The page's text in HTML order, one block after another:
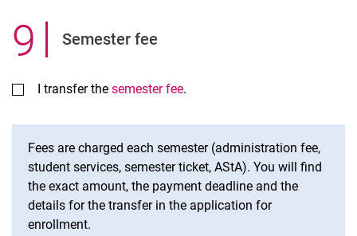
9 . Semester fee
I transfer the semester fee.
Fees are charged each semester (administration fee,
student services, semester ticket, AStA). You will find
the exact amount, the payment deadline and the
details for the transfer in the application for
enrollment.